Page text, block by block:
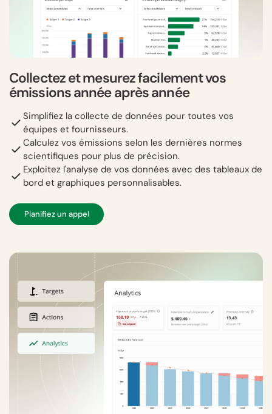
Collectez et mesurez facilement vos
émissions année après année
Simplifiez la collecte de données pour toutes vos
équipes et fournisseurs.
Calculez vos émissions selon les dernières normes
scientifiques pour plus de précision.
Exploitez l'analyse de vos données avec des tableaux de
bord et graphiques personnalisables.
Planifiez un appel